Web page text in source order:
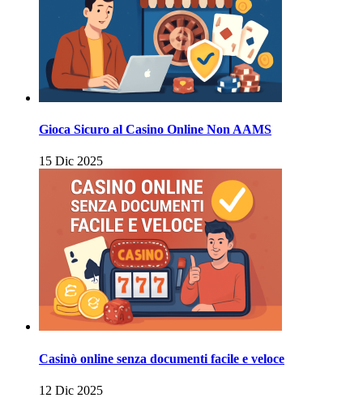
Gioca Sicuro al Casino Online Non AAMS
15 Dic 2025
Casinò online senza documenti facile e veloce
12 Dic 2025